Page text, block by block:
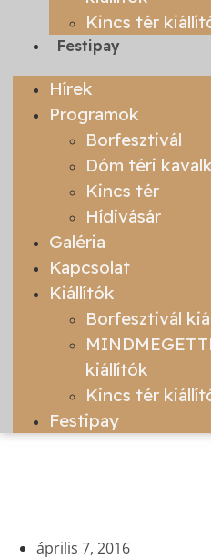
Kincs tér
Festipay
Hírek
Programok
Borfesztivál
Dóm téri
Kincs tér
Hídivásár
Galéria
Kapcsolat
Kiállítók
Borfesztivál
kiállítók
Kincs tér
Festipay
április 7, 2016